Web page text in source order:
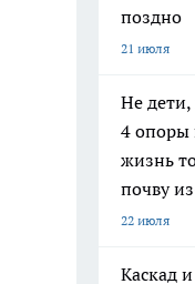
поздно
21 июля
Не дети,
4 опоры
жизнь
почву
22 июля
Каскад